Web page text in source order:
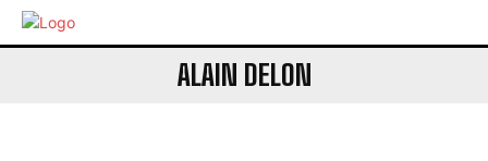
ALAIN DELON